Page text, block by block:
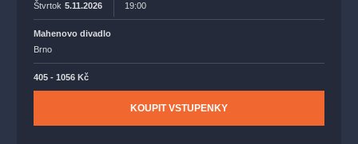
Štvrtok 5.11.2026 19:00
Mahenovo divadlo
Brno
405 - 1056 Kč
KOUPIT VSTUPENKY